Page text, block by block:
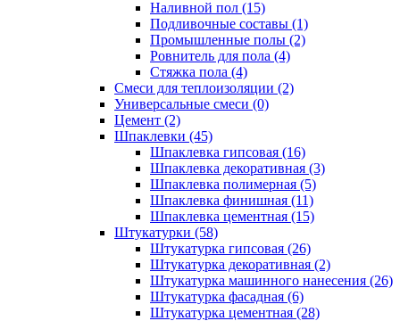
Наливной пол (15)
Подливочные составы (1)
Промышленные полы (2)
Ровнитель для пола (4)
Стяжка пола (4)
Смеси для теплоизоляции (2)
Универсальные смеси (0)
Цемент (2)
Шпаклевки (45)
Шпаклевка гипсовая (16)
Шпаклевка декоративная (3)
Шпаклевка полимерная (5)
Шпаклевка финишная (11)
Шпаклевка цементная (15)
Штукатурки (58)
Штукатурка гипсовая (26)
Штукатурка декоративная (2)
Штукатурка машинного нанесения (26)
Штукатурка фасадная (6)
Штукатурка цементная (28)